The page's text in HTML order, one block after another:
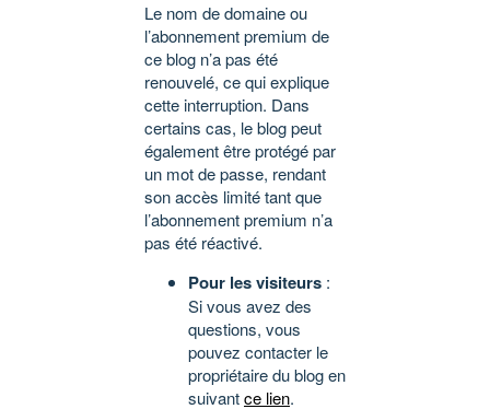
Le nom de domaine ou
l’abonnement premium de
ce blog n’a pas été
renouvelé, ce qui explique
cette interruption. Dans
certains cas, le blog peut
également être protégé par
un mot de passe, rendant
son accès limité tant que
l’abonnement premium n’a
pas été réactivé.
Pour les visiteurs :
Si vous avez des
questions, vous
pouvez contacter le
propriétaire du blog en
suivantce lien.